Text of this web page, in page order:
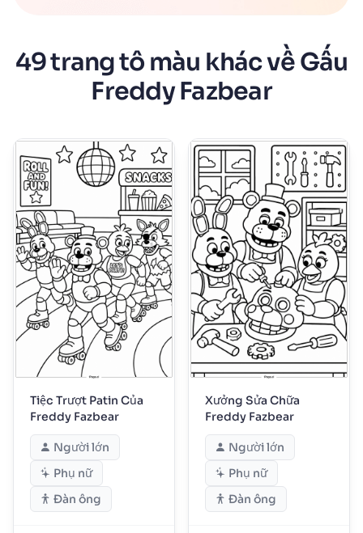
49 trang tô màu khác về Gấu
Freddy Fazbear
Tiệc Trượt Patin Của
Freddy Fazbear
Người lớn
Phụ nữ
Đàn ông
Xưởng Sửa Chữa
Freddy Fazbear
Người lớn
Phụ nữ
Đàn ông